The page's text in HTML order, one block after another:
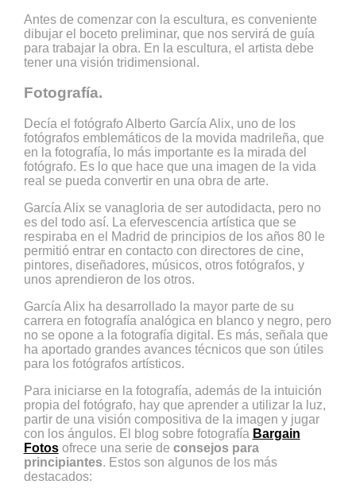
Antes de comenzar con la escultura, es conveniente
dibujar el boceto preliminar, que nos servirá de guía
para trabajar la obra. En la escultura, el artista debe
tener una visión tridimensional.
Fotografía.
Decía el fotógrafo Alberto García Alix, uno de los
fotógrafos emblemáticos de la movida madrileña, que
en la fotografía, lo más importante es la mirada del
fotógrafo. Es lo que hace que una imagen de la vida
real se pueda convertir en una obra de arte.
García Alix se vanagloria de ser autodidacta, pero no
es del todo así. La efervescencia artística que se
respiraba en el Madrid de principios de los años 80 le
permitió entrar en contacto con directores de cine,
pintores, diseñadores, músicos, otros fotógrafos, y
unos aprendieron de los otros.
García Alix ha desarrollado la mayor parte de su
carrera en fotografía analógica en blanco y negro, pero
no se opone a la fotografía digital. Es más, señala que
ha aportado grandes avances técnicos que son útiles
para los fotógrafos artísticos.
Para iniciarse en la fotografía, además de la intuición
propia del fotógrafo, hay que aprender a utilizar la luz,
partir de una visión compositiva de la imagen y jugar
con los ángulos. El blog sobre fotografía Bargain
Fotosofrece una serie de consejos para
principiantes. Estos son algunos de los más
destacados: